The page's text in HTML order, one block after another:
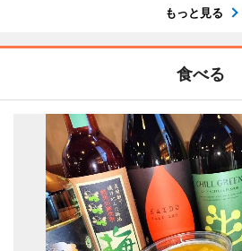
もっと見る
食べる